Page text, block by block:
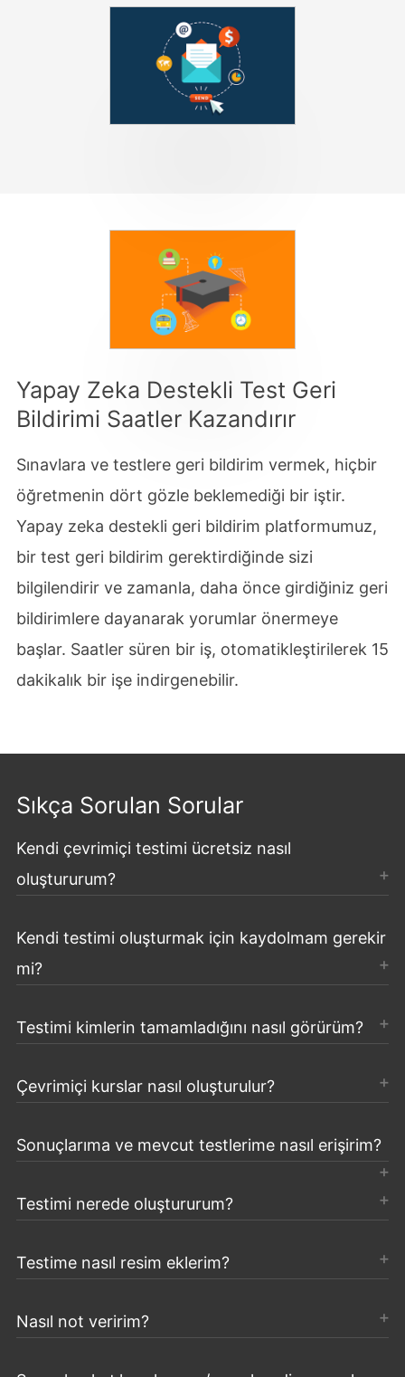
Yapay Zeka Destekli Test Geri
Bildirimi Saatler Kazandırır
Sınavlara ve testlere geri bildirim vermek, hiçbir
öğretmenin dört gözle beklemediği bir iştir.
Yapay zeka destekli geri bildirim platformumuz,
bir test geri bildirim gerektirdiğinde sizi
bilgilendirir ve zamanla, daha önce girdiğiniz geri
bildirimlere dayanarak yorumlar önermeye
başlar. Saatler süren bir iş, otomatikleştirilerek 15
dakikalık bir işe indirgenebilir.
Sıkça Sorulan Sorular
Kendi çevrimiçi testimi ücretsiz nasıl
oluştururum?
Kendi testimi oluşturmak için kaydolmam gerekir
mi?
Testimi kimlerin tamamladığını nasıl görürüm?
Çevrimiçi kurslar nasıl oluşturulur?
Sonuçlarıma ve mevcut testlerime nasıl erişirim?
Testimi nerede oluştururum?
Testime nasıl resim eklerim?
Nasıl not veririm?